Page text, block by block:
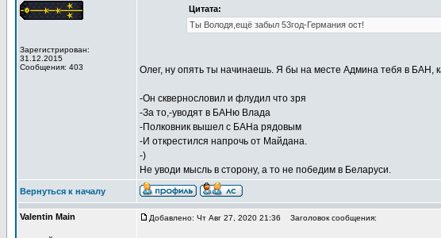
Зарегистрирован:
31.12.2015
Сообщения: 403
Цитата:
Ты Володя,ещё забыл 53год-Германия ост!
Олег, ну опять ты начинаешь. Я бы на месте Админа тебя в БАН,
-Он сквернословил и флудил что зря
-За то,-уводят в БАНю Влада
-Полковник вышел с БАНа рядовым
-И открестился напрочь от Майдана.
-)
Не уводи мысль в сторону, а то не победим в Беларуси.
Вернуться к началу
Valentin Main Добавлено: Чт Авг 27, 2020 21:36 Заголовок сообщения: